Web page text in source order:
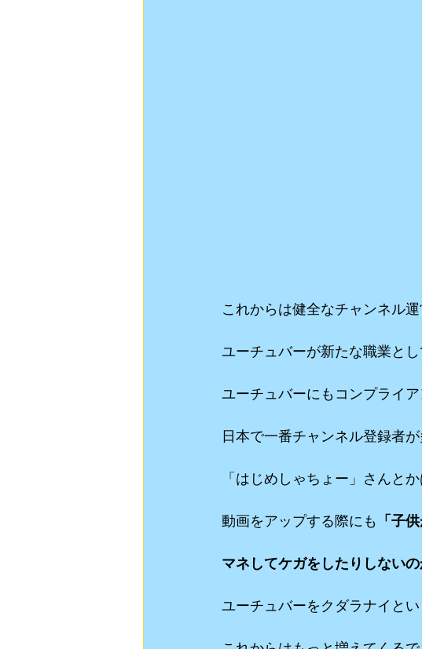
これからは健全なチャンネル
ユーチュバーが新たな職業と
ユーチュバーにもコンプライ
日本で一番チャンネル登録者
「はじめしゃちょー」さんと
動画をアップする際にも 「子
マネしてケガをしたりしないの
ユーチュバーをクダラナイと